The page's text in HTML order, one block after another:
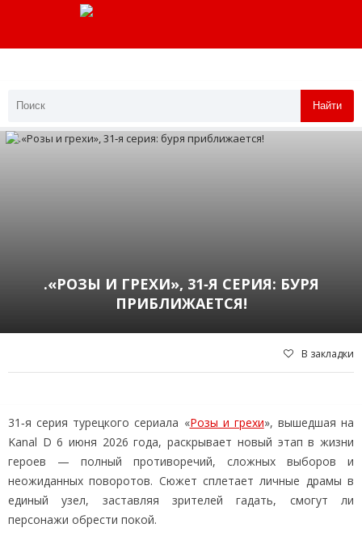
Найти
.«РОЗЫ И ГРЕХИ», 31‑Я СЕРИЯ: БУРЯ
ПРИБЛИЖАЕТСЯ!
В закладки
31‑я серия турецкого сериала «Розы и грехи», вышедшая на
Kanal D 6 июня 2026 года, раскрывает новый этап в жизни
героев — полный противоречий, сложных выборов и
неожиданных поворотов. Сюжет сплетает личные драмы в
единый узел, заставляя зрителей гадать, смогут ли
персонажи обрести покой.